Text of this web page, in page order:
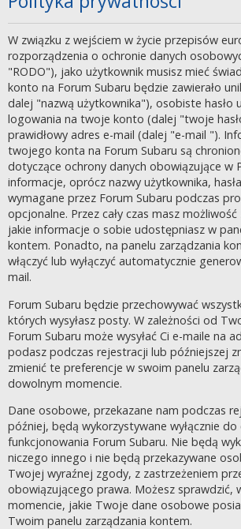
W związku z wejściem w życie przepisów
rozporządzenia o ochronie danych
"RODO"), jako użytkownik musisz mieć
konto na Forum Subaru będzie zawierało
dalej "nazwą użytkownika"), osobiste hasło
logowania na twoje konto (dalej "twoje
prawidłowy adres e-mail (dalej "e-mail ").
twojego konta na Forum Subaru są
dotyczące ochrony danych obowiązujące w
informacje, oprócz nazwy użytkownika,
wymagane przez Forum Subaru podczas
opcjonalne. Przez cały czas masz
jakie informacje o sobie udostępniasz w
kontem. Ponadto, na panelu zarządzania
włączyć lub wyłączyć automatycznie
mail.
Forum Subaru będzie przechowywać
których wysyłasz posty. W zależności od
Forum Subaru może wysyłać Ci e-maile na
podasz podczas rejestracji lub późniejszej
zmienić te preferencje w swoim panelu
dowolnym momencie.
Dane osobowe, przekazane nam podczas
później, będą wykorzystywane wyłącznie do
funkcjonowania Forum Subaru. Nie będą
niczego innego i nie będą przekazywane
Twojej wyraźnej zgody, z zastrzeżeniem
obowiązującego prawa. Możesz sprawdzić,
momencie, jakie Twoje dane osobowe
Twoim panelu zarządzania kontem.